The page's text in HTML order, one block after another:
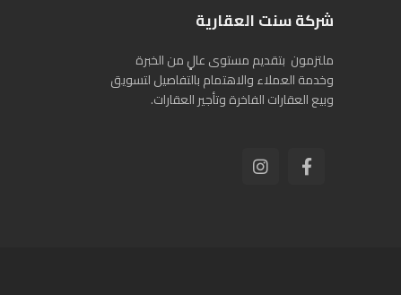
شركة سنت العقارية
ملتزمون بتقديم مستوى عالٍ من الخبرة
وخدمة العملاء والاهتمام بالتفاصيل لتسويق
وبيع العقارات الفاخرة وتأجير العقارات.